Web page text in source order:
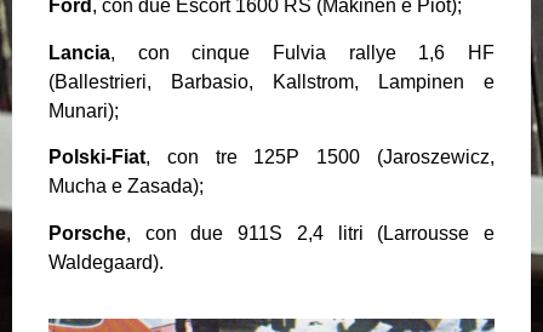
Ford , con due Escort 1600 RS (Makinen e Piot);
Lancia, con cinque Fulvia rallye 1,6 HF
(Ballestrieri, Barbasio, Kallstrom, Lampinen e
Munari);
Polski-Fiat, con tre 125P 1500 (Jaroszewicz,
Mucha e Zasada);
Porsche, con due 911S 2,4 litri (Larrousse e
Waldegaard).